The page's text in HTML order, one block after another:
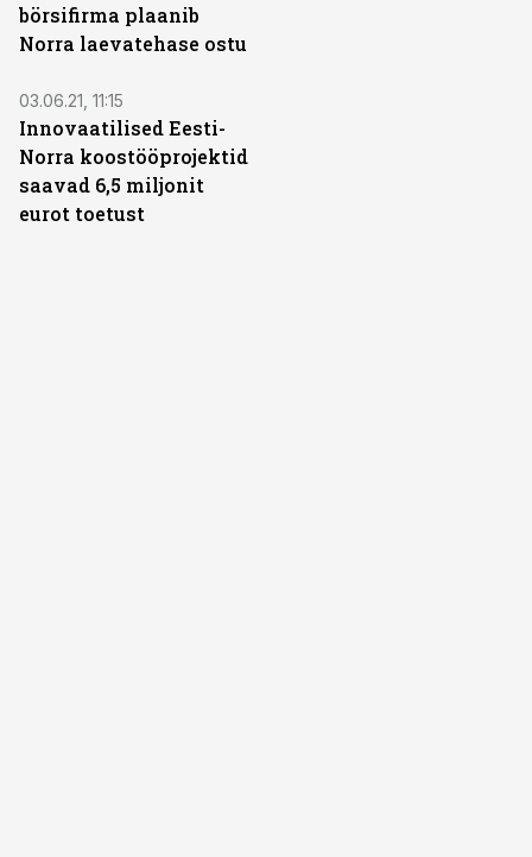
börsifirma plaanib
Norra laevatehase ostu
03.06.21, 11:15
Innovaatilised Eesti-
Norra koostööprojektid
saavad 6,5 miljonit
eurot toetust